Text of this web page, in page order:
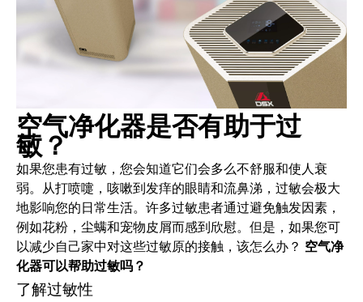
空气净化器是否有助于过
敏？
如果您患有过敏，您会知道它们会多么不舒服和使人衰
弱。从打喷嚏，咳嗽到发痒的眼睛和流鼻涕，过敏会极大
地影响您的日常生活。许多过敏患者通过避免触发因素，
例如花粉，尘螨和宠物皮屑而感到欣慰。但是，如果您可
以减少自己家中对这些过敏原的接触，该怎么办？ 空气净
化器可以帮助过敏吗？
了解过敏性